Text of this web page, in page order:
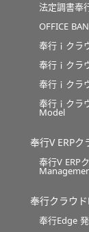
法定調書奉
OFFICE
奉行ｉクラ
奉行ｉクラ
奉行ｉクラ
奉行ｉクラ
Model
奉行V ERPク
奉行V ERP
奉行クラウ
奉行Edge